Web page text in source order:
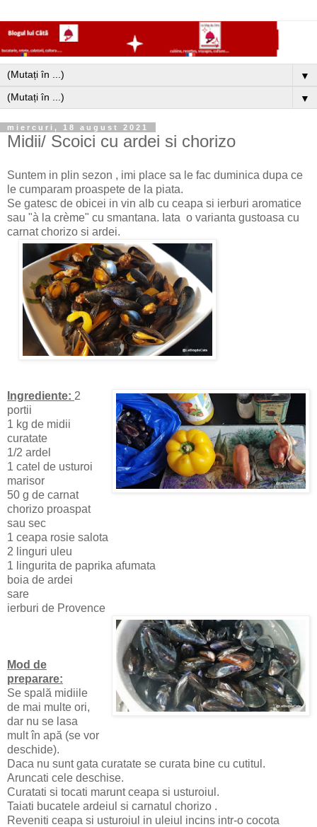
▼
▼
miercuri, 18 august 2021
Midii/ Scoici cu ardei si chorizo
Suntem in plin sezon , imi place sa le fac duminica dupa ce
le cumparam proaspete de la piata.
Se gatesc de obicei in vin alb cu ceapa si ierburi aromatice
sau "à la crème" cu smantana. Iata o varianta gustoasa cu
carnat chorizo si ardei.
Ingrediente: 2
portii
1 kg de midii
curatate
1/2 ardel
1 catel de usturoi
marisor
50 g de carnat
chorizo proaspat
sau sec
1 ceapa rosie salota
2 linguri uleu
1 lingurita de paprika afumata
boia de ardei
sare
ierburi de Provence
Mod de
preparare:
Se spală midiile
de mai multe ori,
dar nu se lasa
mult în apă (se vor
deschide).
Daca nu sunt gata curatate se curata bine cu cutitul.
Aruncati cele deschise.
Curatati si tocati marunt ceapa si usturoiul.
Taiati bucatele ardeiul si carnatul chorizo .
Reveniti ceapa si usturoiul in uleiul incins intr-o cocota